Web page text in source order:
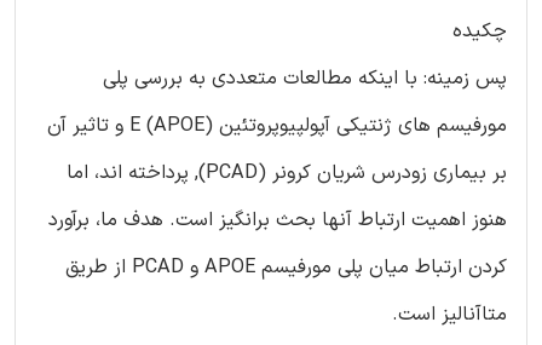
چکیده
پس زمینه: با اینکه مطالعات متعددی به بررسی پلی
مورفیسم های ژنتیکی آپولپیوپروتئین E (APOE) و تاثیر آن
بر بیماری زودرس شریان کرونر (PCAD), پرداخته اند، اما
هنوز اهمیت ارتباط آنها بحث برانگیز است. هدف ما، برآورد
کردن ارتباط میان پلی مورفیسم APOE و PCAD از طریق
متاآنالیز است.